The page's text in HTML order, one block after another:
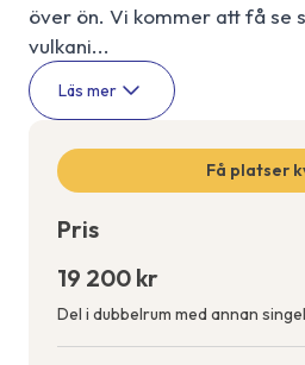
över ön. Vi kommer att få se
vulkani...
Läs mer
Få platser
Pris
19 200 kr
Del i dubbelrum med annan